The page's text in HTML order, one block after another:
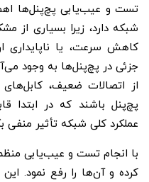
تست و عیب‌یابی پچ‌پنل‌ها
شبکه دارد، زیرا بسیاری از
کاهش سرعت، یا ناپایداری
جزئی در پچ‌پنل‌ها به وجود
از اتصالات ضعیف،
پچ‌پنل باشند که در ابتدا
عملکرد کلی شبکه تأثیر منفی
با انجام تست و عیب‌یابی
کرده و آن‌ها را رفع نمود.